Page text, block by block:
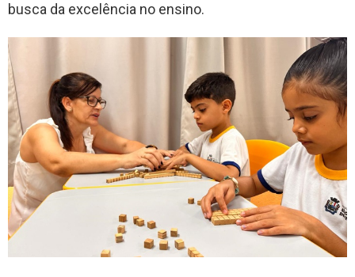
busca da excelência no ensino.